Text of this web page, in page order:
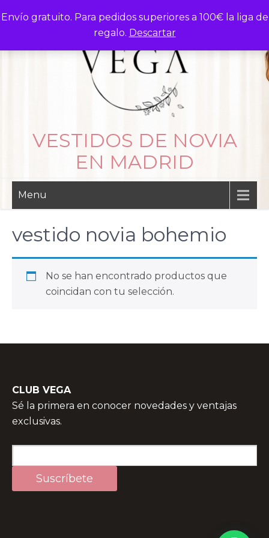
Envío gratuito. Para pedidos superiores a 100€ la liga de
regalo. Descartar
to
VESTIDOS DE NOVIA
EN MADRID
Menu
vestido novia bohemio
No se han encontrado productos que
coincidan con tu selección.
CLUB VEGA
Sé la primera en conocer novedades y ventajas
exclusivas.